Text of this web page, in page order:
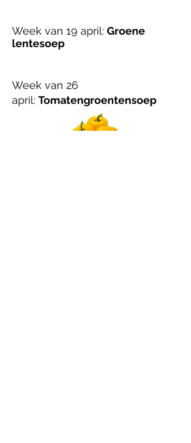
Week van 19 april: Groene
lentesoep
Week van 26
april: Tomatengroentensoep